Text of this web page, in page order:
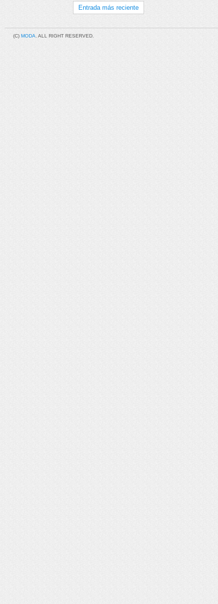
Entrada más reciente
(C) MODA . ALL RIGHT RESERVED.